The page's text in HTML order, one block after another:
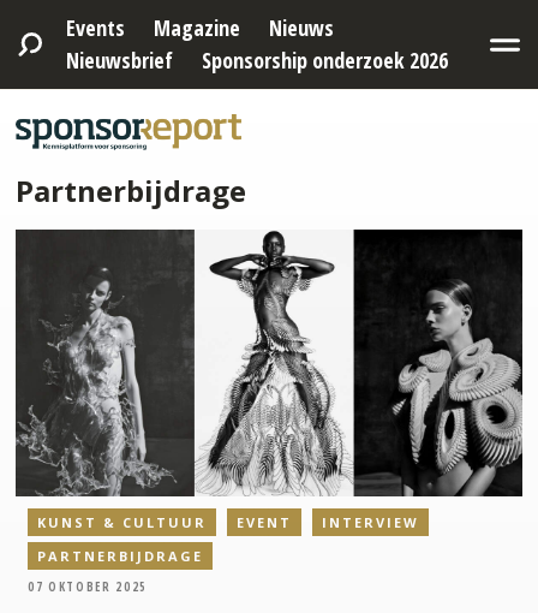
Events Magazine
Nieuws
Nieuwsbrief
Sponsorship onderzoek 2026
Partnerbijdrage
KUNST & CULTUUR EVENT
INTERVIEW
PARTNERBIJDRAGE
07 OKTOBER 2025